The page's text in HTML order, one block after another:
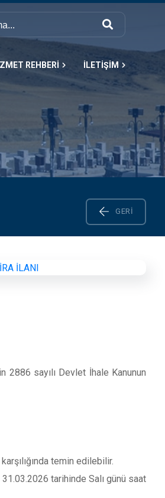
REHBERİ İLETİŞİM
GERI
sayılı Devlet İhale Kanunun
temin edilebilir.
tarihinde Salı günü saat